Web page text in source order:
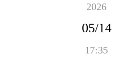
2026
05/14
17:35